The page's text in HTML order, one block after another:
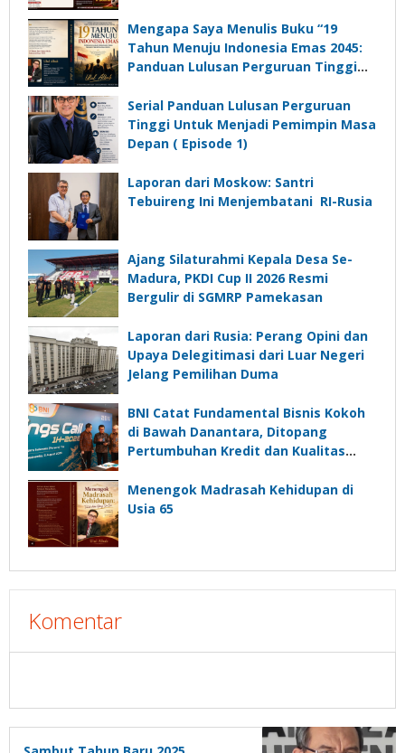
Komunikasi Kades untuk Memajukan
Desa
Mengapa Saya Menulis Buku “19
Tahun Menuju Indonesia Emas 2045:
Panduan Lulusan Perguruan Tinggi
Depan”?
Serial Panduan Lulusan Perguruan
Tinggi Untuk Menjadi Pemimpin Masa
Depan ( Episode 1)
Laporan dari Moskow: Santri
Tebuireng Ini Menjembatani RI-Rusia
Ajang Silaturahmi Kepala Desa Se-
Madura, PKDI Cup II 2026 Resmi
Bergulir di SGMRP Pamekasan
Laporan dari Rusia: Perang Opini dan
Upaya Delegitimasi dari Luar Negeri
Jelang Pemilihan Duma
BNI Catat Fundamental Bisnis Kokoh
di Bawah Danantara, Ditopang
Pertumbuhan Kredit dan Kualitas
Menengok Madrasah Kehidupan di
Usia 65
Komentar